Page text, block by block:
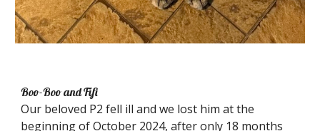
Boo-BooandFifi
Our beloved P2 fell ill and we lost him at the
beginning of October 2024, after only 18 months